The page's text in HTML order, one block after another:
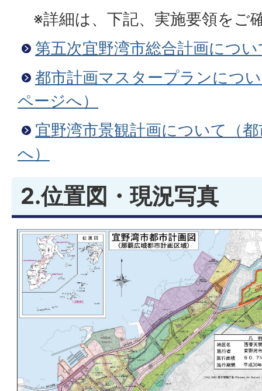
※詳細は、下記、実施要領をご
第五次宜野湾市総合計画につ
都市計画マスタープランにつ
ページへ）
宜野湾市景観計画について（
へ）
2.位置図・現況写真